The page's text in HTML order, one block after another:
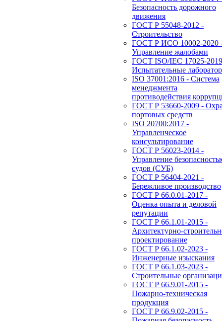
Безопасность дорожного
движения
ГОСТ Р 55048-2012 -
Строительство
ГОСТ Р ИСО 10002-2020
Управление жалобами
ГОСТ ISO/IEC 17025-
Испытательные
ISO 37001:2016 - Система
менеджмента
противодействия
ГОСТ Р 53660-2009 -
портовых средств
ISO 20700:2017 -
Управленческое
консультирование
ГОСТ Р 56023-2014 -
Управление
судов (СУБ)
ГОСТ Р 56404-2021 -
Бережливое производство
ГОСТ Р 66.0.01-2017 -
Оценка опыта и деловой
репутации
ГОСТ Р 66.1.01-2015 -
Архитектурно-
проектирование
ГОСТ Р 66.1.02-2023 -
Инженерные изыскания
ГОСТ Р 66.1.03-2023 -
Строительные
ГОСТ Р 66.9.01-2015 -
Пожарно-техническая
продукция
ГОСТ Р 66.9.02-2015 -